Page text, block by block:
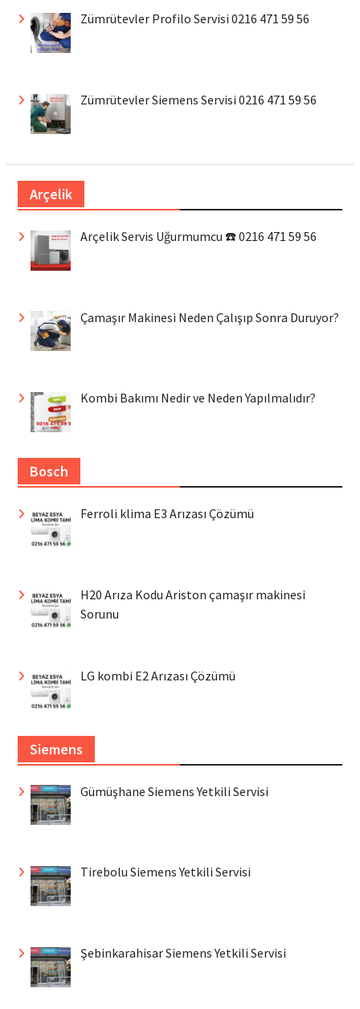
Zümrütevler Profilo Servisi 0216 471 59 56
Zümrütevler Siemens Servisi 0216 471 59 56
Arçelik
Arçelik Servis Uğurmumcu ☎️ 0216 471 59 56
Çamaşır Makinesi Neden Çalışıp Sonra Duruyor?
Kombi Bakımı Nedir ve Neden Yapılmalıdır?
Bosch
Ferroli klima E3 Arızası Çözümü
H20 Arıza Kodu Ariston çamaşır makinesi
Sorunu
LG kombi E2 Arızası Çözümü
Siemens
Gümüşhane Siemens Yetkili Servisi
Tirebolu Siemens Yetkili Servisi
Şebinkarahisar Siemens Yetkili Servisi